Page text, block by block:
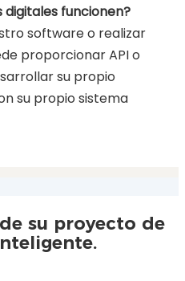
funcionen?
software o realizar
proporcionar API o
su propio
su propio sistema
su proyecto de